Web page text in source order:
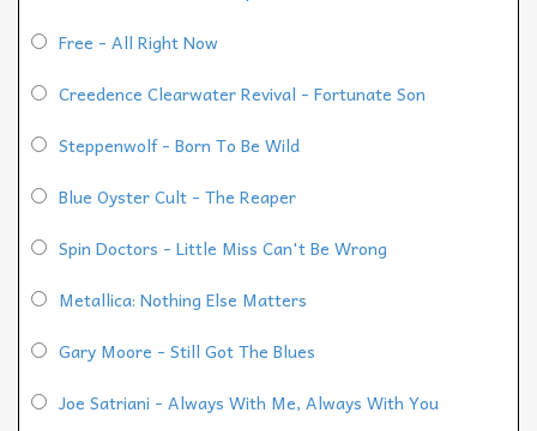
Free - All Right Now
Creedence Clearwater Revival - Fortunate Son
Steppenwolf - Born To Be Wild
Blue Oyster Cult - The Reaper
Spin Doctors - Little Miss Can't Be Wrong
Metallica: Nothing Else Matters
Gary Moore - Still Got The Blues
Joe Satriani - Always With Me, Always With You